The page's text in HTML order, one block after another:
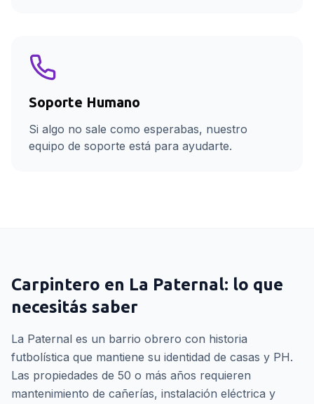
Soporte Humano
Si algo no sale como esperabas, nuestro
equipo de soporte está para ayudarte.
Carpintero en La Paternal: lo que
necesitás saber
La Paternal es un barrio obrero con historia
futbolística que mantiene su identidad de casas y PH.
Las propiedades de 50 o más años requieren
mantenimiento de cañerías, instalación eléctrica y